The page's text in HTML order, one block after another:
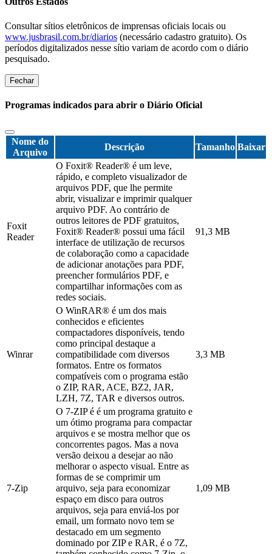
Consultar sítios eletrônicos de imprensas oficiais locais ou
www.jusbrasil.com.br/diarios (necessário cadastro gratuito). Os
períodos digitalizados nesse sítio variam de acordo com o diário
pesquisado.
Fechar
Programas indicados para abrir o Diário Oficial
Nome do
Arquivo
Descrição Tamanho Baixar
Foxit
Reader
O Foxit® Reader® é um leve,
rápido, e completo visualizador de
arquivos PDF, que lhe permite
abrir, visualizar e imprimir qualquer
arquivo PDF. Ao contrário de
outros leitores de PDF gratuitos,
Foxit® Reader® possui uma fácil
interface de utilização de recursos
de colaboração como a capacidade
de adicionar anotações para PDF,
preencher formulários PDF, e
compartilhar informações com as
redes sociais.
91,3 MB
Winrar
O WinRAR® é um dos mais
conhecidos e eficientes
compactadores disponíveis, tendo
como principal destaque a
compatibilidade com diversos
formatos. Entre os formatos
compatíveis com o programa estão
o ZIP, RAR, ACE, BZ2, JAR,
LZH, 7Z, TAR e diversos outros.
3,3 MB
7-Zip
O 7-ZIP é é um programa gratuito e
um ótimo programa para compactar
arquivos e se mostra melhor que os
concorrentes pagos. Mas a nova
versão deixou a desejar ao não
melhorar o aspecto visual. Entre as
formas de se comprimir um
arquivo, seja para economizar
espaço em disco para outros
arquivos, seja para enviá-los por
email, um formato novo tem se
destacado em um segmento
dominado por ZIP e RAR, é o 7Z,
1,09 MB